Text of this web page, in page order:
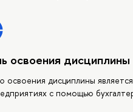
освоения дисциплины
освоения дисциплины
с помощью